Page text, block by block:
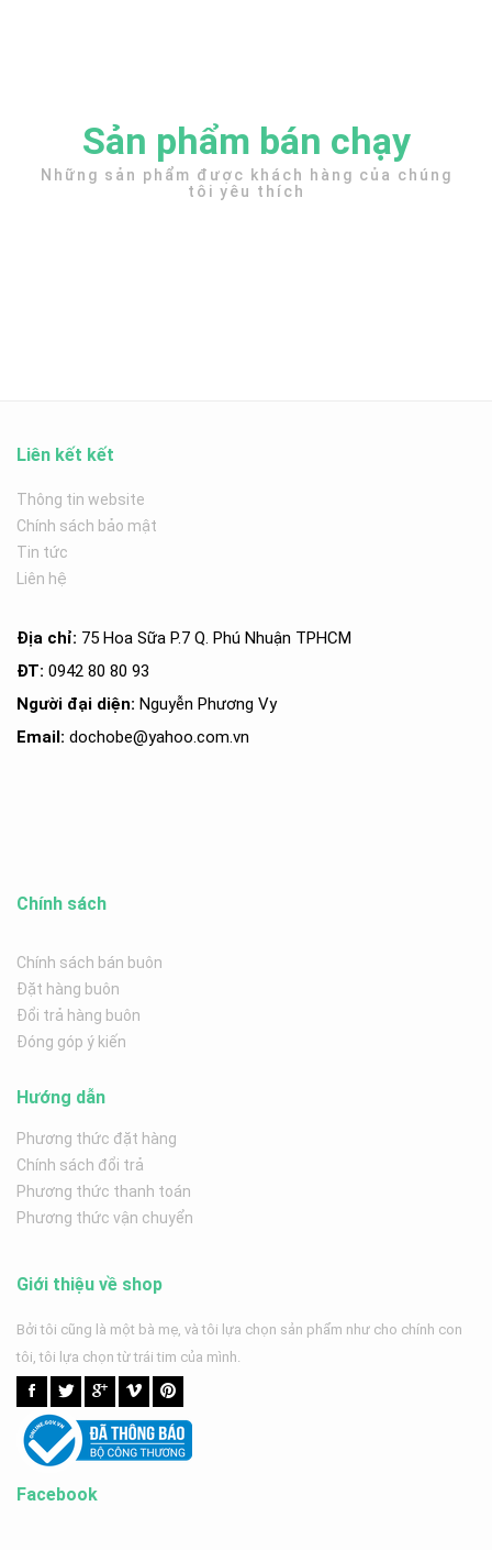
Sản phẩm bán chạy
Những sản phẩm được khách hàng của chúng
tôi yêu thích
Liên kết kết
Thông tin website
Chính sách bảo mật
Tin tức
Liên hệ
Địa chỉ: 75 Hoa Sữa P.7 Q. Phú Nhuận TPHCM
ĐT: 0942 80 80 93
Người đại diện: Nguyễn Phương Vy
Email: dochobe@yahoo.com.vn
Chính sách
Chính sách bán buôn
Đặt hàng buôn
Đổi trả hàng buôn
Đóng góp ý kiến
Hướng dẫn
Phương thức đặt hàng
Chính sách đổi trả
Phương thức thanh toán
Phương thức vận chuyển
Giới thiệu về shop
Bởi tôi cũng là một bà mẹ, và tôi lựa chọn sản phẩm như cho chính con
tôi, tôi lựa chọn từ trái tim của mình.
Facebook